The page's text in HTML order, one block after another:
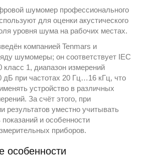
шумомер профессионального
для оценки акустического
уровня шума на рабочих местах.
компаниейTenmars и
шумомеры; он соответствует IEC
класс 1, диапазон измерений
дБ при частотах 20 Гц…16 кГц, что
устройство в различных
За счёт этого, при
результатов уместно учитывать
показаний и особенности
приборов.
особенности